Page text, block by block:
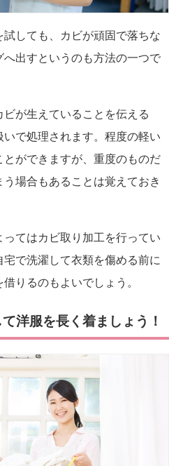
しても、カビが頑固で落ちな
出すというのも方法の一つで
が生えていることを伝える
で処理されます。程度の軽い
ができますが、重度のものだ
場合もあることは覚えておき
ってはカビ取り加工を行ってい
で洗濯して衣類を傷める前に
りるのもよいでしょう。
洋服を長く着ましょう！